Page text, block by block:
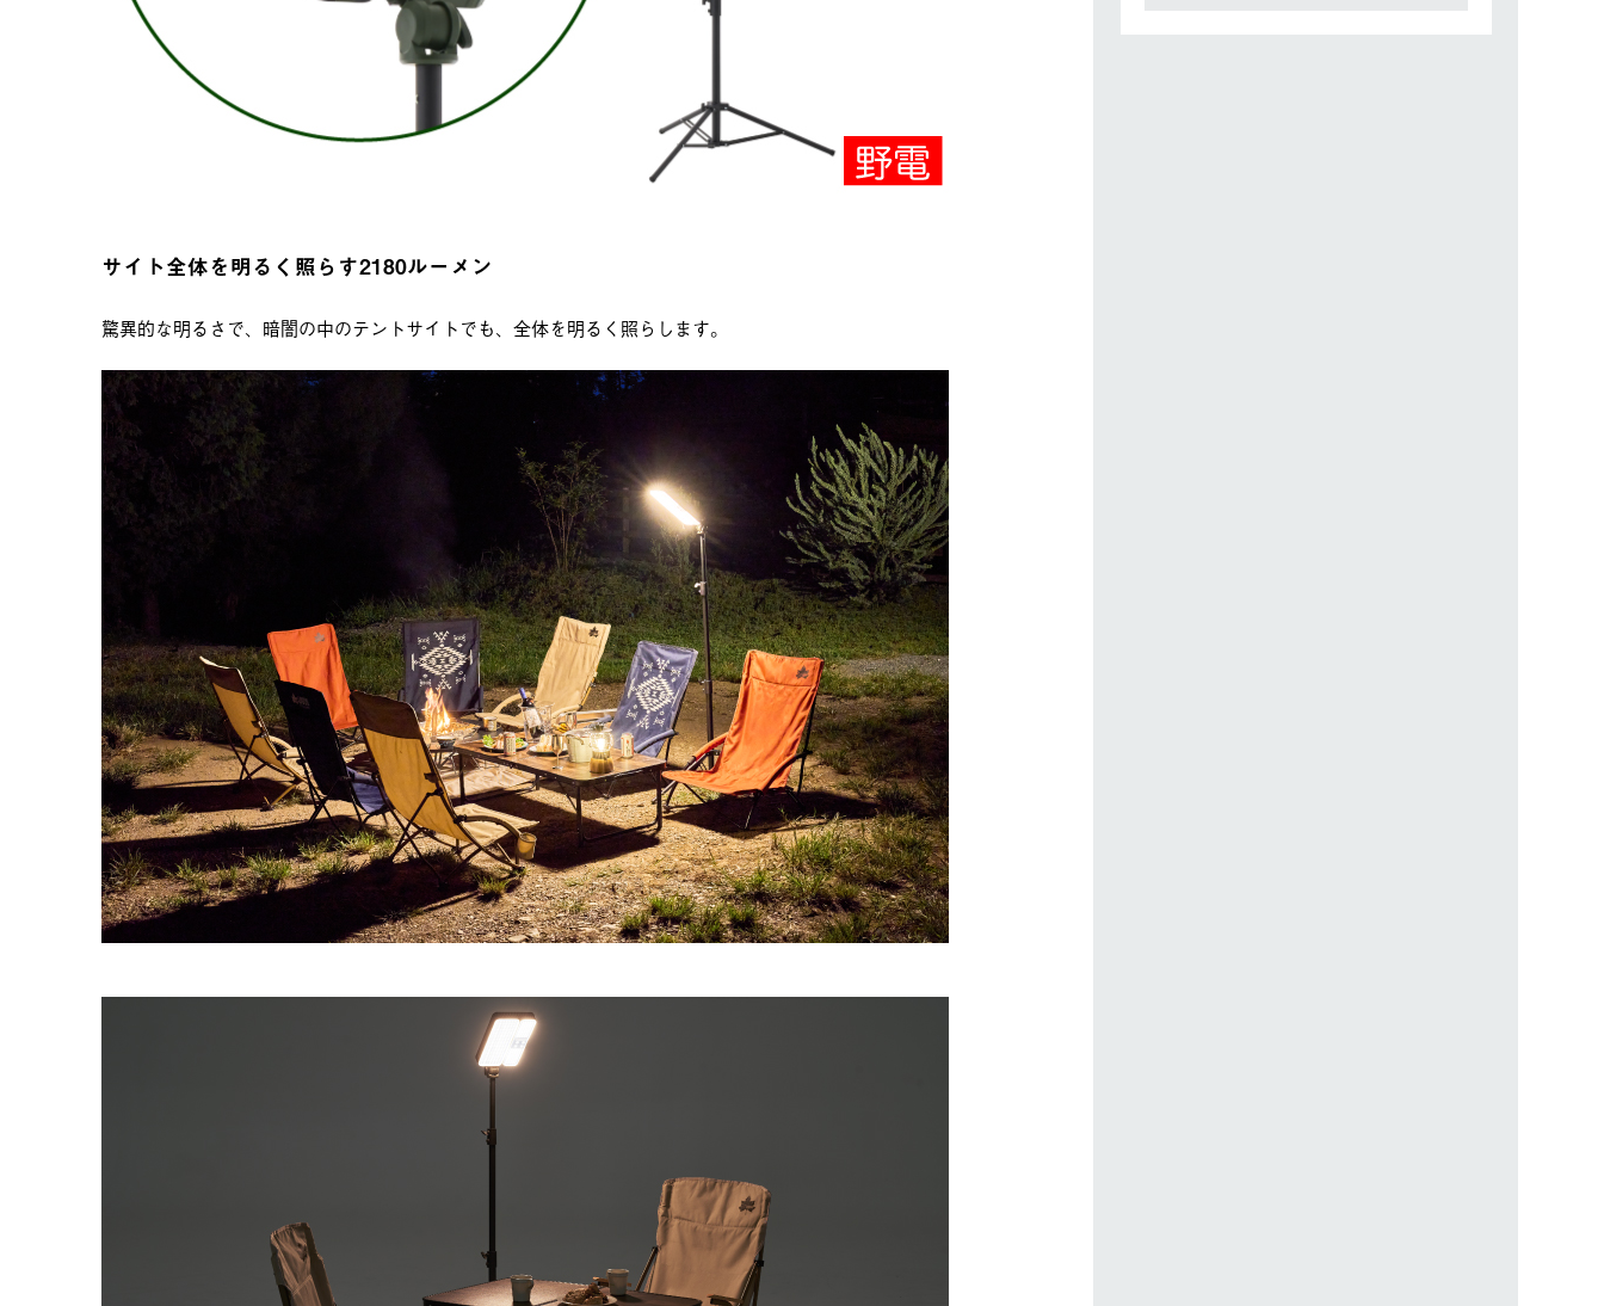
サイト全体を明るく照らす2180ルーメン
驚異的な明るさで、暗闇の中のテントサイトでも、全体を明るく照らします。